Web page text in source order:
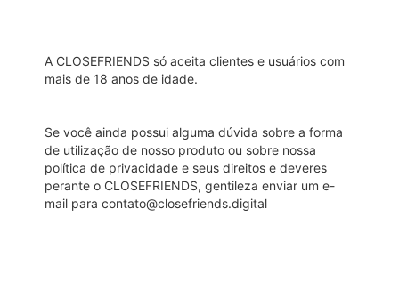
A CLOSEFRIENDS só aceita clientes e usuários com
mais de 18 anos de idade.
Se você ainda possui alguma dúvida sobre a forma
de utilização de nosso produto ou sobre nossa
política de privacidade e seus direitos e deveres
perante o CLOSEFRIENDS, gentileza enviar um e-
mail para contato@closefriends.digital